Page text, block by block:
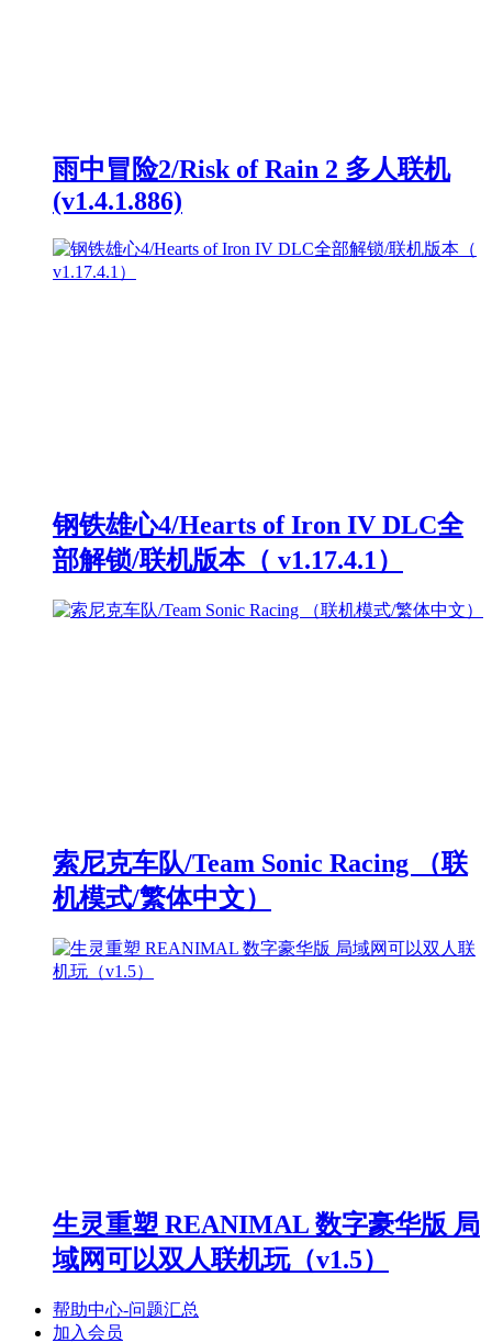
雨中冒险2/Risk of Rain 2 多人联机
(v1.4.1.886)
钢铁雄心4/Hearts of Iron IV DLC全
部解锁/联机版本（ v1.17.4.1）
索尼克车队/Team Sonic Racing （联
机模式/繁体中文）
生灵重塑 REANIMAL 数字豪华版 局
域网可以双人联机玩（v1.5）
帮助中心-问题汇总
加入会员